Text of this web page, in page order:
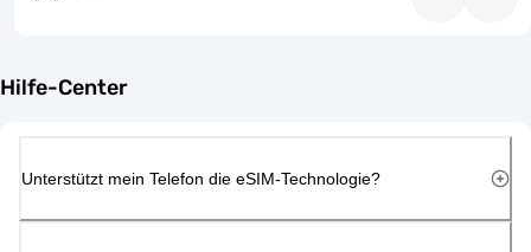
Hilfe-Center
Unterstützt mein Telefon die eSIM-Technologie?